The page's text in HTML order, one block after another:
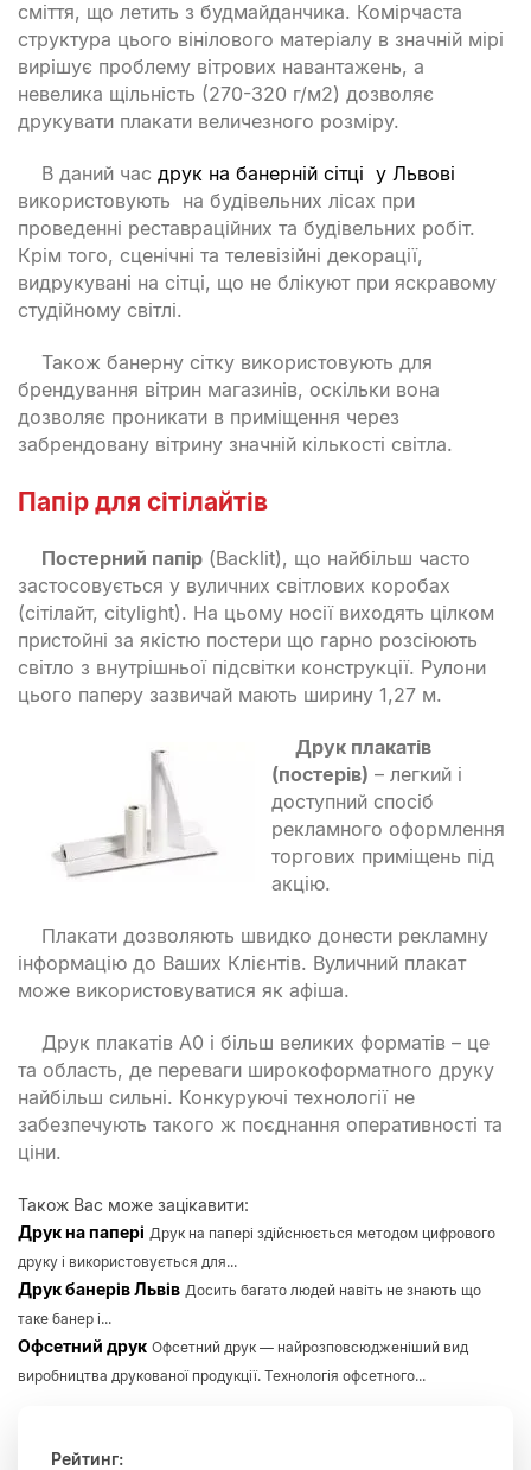
сміття, що летить з будмайданчика. Комірчаста
структура цього вінілового матеріалу в значній мірі
вирішує проблему вітрових навантажень, а
невелика щільність (270-320 г/м2) дозволяє
друкувати плакати величезного розміру.
В даний час друк на банерній сітці у Львові
використовують на будівельних лісах при
проведенні реставраційних та будівельних робіт.
Крім того, сценічні та телевізійні декорації,
видрукувані на сітці, що не блікуют при яскравому
студійному світлі.
Також банерну сітку використовують для
брендування вітрин магазинів, оскільки вона
дозволяє проникати в приміщення через
забрендовану вітрину значній кількості світла.
Папір для сітілайтів
Постерний папір (Backlit), що найбільш часто
застосовується у вуличних світлових коробах
(сітілайт, citylight). На цьому носії виходять цілком
пристойні за якістю постери що гарно розсіюють
світло з внутрішньої підсвітки конструкції. Рулони
цього паперу зазвичай мають ширину 1,27 м.
Друк плакатів
(постерів) – легкий і
доступний спосіб
рекламного оформлення
торгових приміщень під
акцію.
Плакати дозволяють швидко донести рекламну
інформацію до Ваших Клієнтів. Вуличний плакат
може використовуватися як афіша.
Друк плакатів А0 і більш великих форматів – це
та область, де переваги широкоформатного друку
найбільш сильні. Конкуруючі технології не
забезпечують такого ж поєднання оперативності та
ціни.
Також Вас може зацікавити:
Друк на папері Друк на папері здійснюється методом цифрового
друку і використовується для...
Друк банерів Львів Досить багато людей навіть не знають що
таке банер і...
Офсетний друк Офсетний друк — найрозповсюдженіший вид
виробництва друкованої продукції. Технологія офсетного...
Рейтинг: